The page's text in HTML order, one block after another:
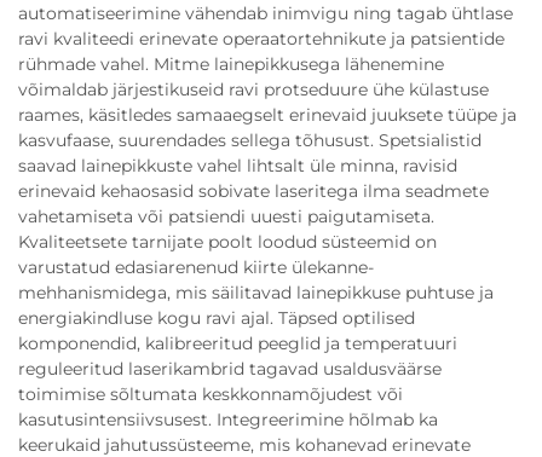
automatiseerimine vähendab inimvigu ning tagab ühtlase
ravi kvaliteedi erinevate operaatortehnikute ja patsientide
rühmade vahel. Mitme lainepikkusega lähenemine
võimaldab järjestikuseid ravi protseduure ühe külastuse
raames, käsitledes samaaegselt erinevaid juuksete tüüpe ja
kasvufaase, suurendades sellega tõhusust. Spetsialistid
saavad lainepikkuste vahel lihtsalt üle minna, ravisid
erinevaid kehaosasid sobivate laseritega ilma seadmete
vahetamiseta või patsiendi uuesti paigutamiseta.
Kvaliteetsete tarnijate poolt loodud süsteemid on
varustatud edasiarenenud kiirte ülekanne-
mehhanismidega, mis säilitavad lainepikkuse puhtuse ja
energiakindluse kogu ravi ajal. Täpsed optilised
komponendid, kalibreeritud peeglid ja temperatuuri
reguleeritud laserikambrid tagavad usaldusväärse
toimimise sõltumata keskkonnamõjudest või
kasutusintensiivsusest. Integreerimine hõlmab ka
keerukaid jahutussüsteeme, mis kohanevad erinevate